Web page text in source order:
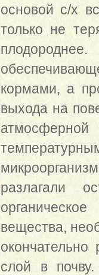
основой с/х
только не
кормами, а
выхода на
разлагали
вещества,
слой в